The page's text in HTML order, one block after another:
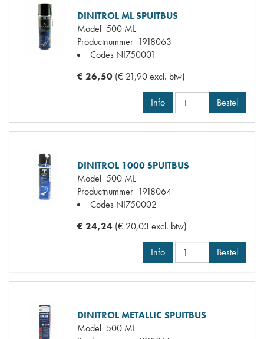
DINITROL ML SPUITBUS
Model 500 ML
Productnummer 1918063
Codes NI750001
€ 26,50 (€ 21,90 excl. btw)
Info Bestel
DINITROL 1000 SPUITBUS
Model 500 ML
Productnummer 1918064
Codes NI750002
€ 24,24 (€ 20,03 excl. btw)
Info Bestel
DINITROL METALLIC SPUITBUS
Model 500 ML